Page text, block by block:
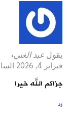
يقول عبد الغني:
فبراير 4, 2026 الساعة 1:18 م
جزاكم الله خيرا
رد